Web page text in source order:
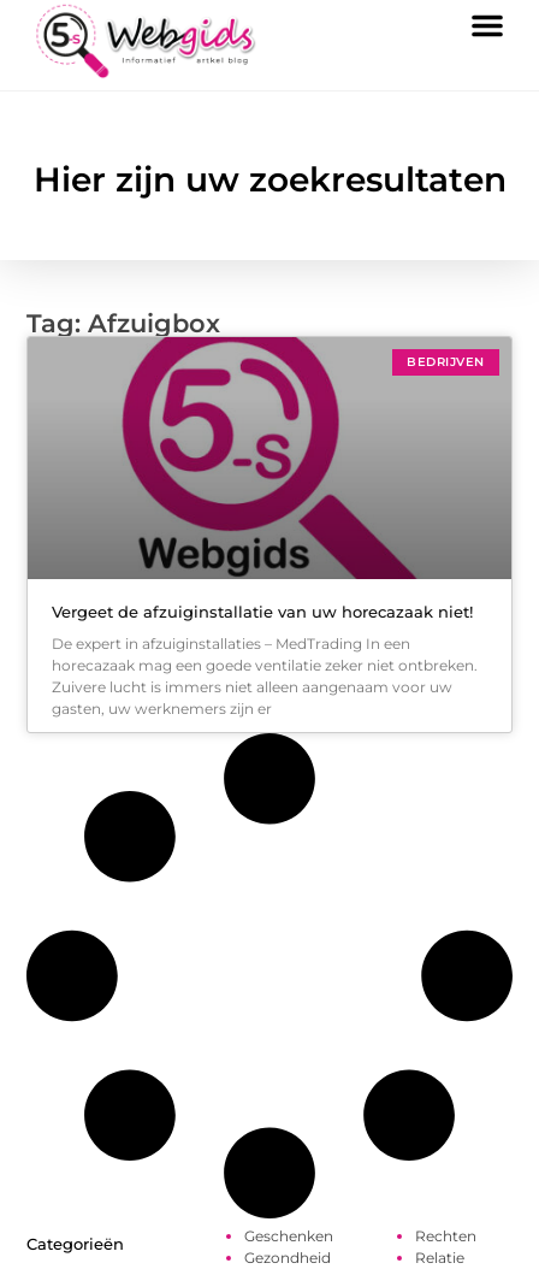
Hier zijn uw zoekresultaten
Tag: Afzuigbox
BEDRIJVEN
Vergeet de afzuiginstallatie van uw horecazaak niet!
De expert in afzuiginstallaties – MedTrading In een
horecazaak mag een goede ventilatie zeker niet ontbreken.
Zuivere lucht is immers niet alleen aangenaam voor uw
gasten, uw werknemers zijn er
Categorieën
Geschenken
Gezondheid
Rechten
Relatie